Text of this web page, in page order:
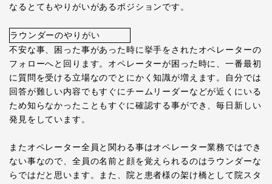
なるとてもやりがいがあるポジションです。
ラウンダーのやりがい
不安な事、困った事があった時に挙手をされたオペレーターの
フォローへと回ります。オペレーターが困った時に、一番最初
に質問を受ける立場なのでとにかく知識が増えます。自分では
回答が難しい内容でもすぐにチームリーダーなどが近くにいる
ため知らなかったこともすぐに確認する事ができ、毎日新しい
発見をしています。
またオペレーター全員と関わる事はオペレーター業務ではでき
ない事なので、全員の名前と顔を覚えられるのはラウンダーな
らではだと思います。また、院と患者様の架け橋として院スタ